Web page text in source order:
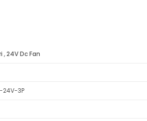
,24V Dc Fan
24V-3P